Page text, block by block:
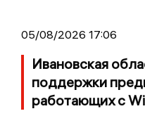
05/08/2026 17:06
Ивановская
поддержки
работающих с